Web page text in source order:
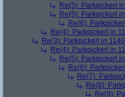
Re(5): Parkpickerl
Re(5): Parkpickerl
Re(6):
Re(4): Parkpickerl in
Re(3): Parkpickerl in
Re(4): Parkpickerl in
Re(5): Parkpickerl
Re(6):
Re(7):
Re(8):
Re(9):